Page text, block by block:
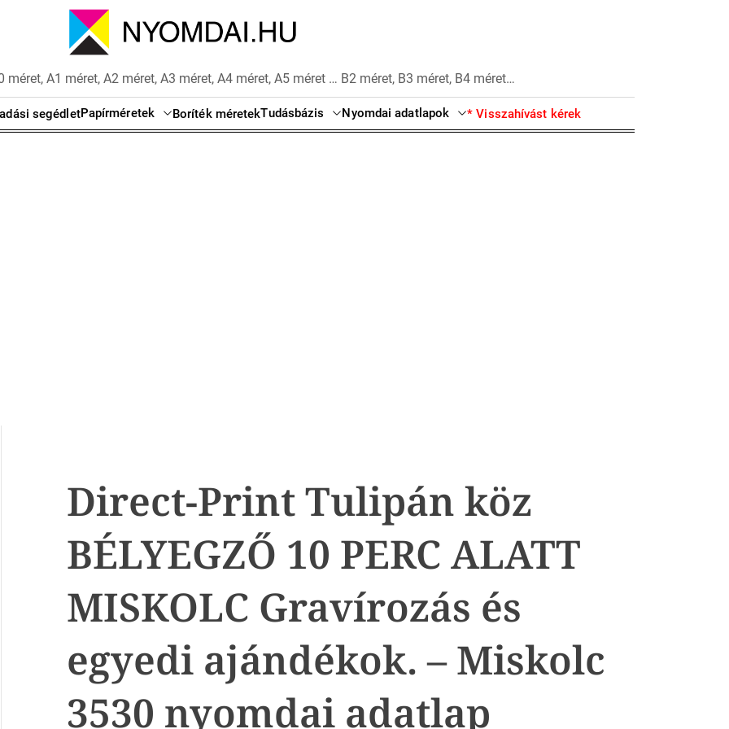
A1 méret, A2 méret, A3 méret, A4 méret, A5 méret … B2 méret, B3 méret, B4 méret…
segédletPapírméretek Boríték méretekTudásbázis Nyomdai adatlapok * Visszahívást kérek
Direct-Print Tulipán köz
BÉLYEGZŐ 10 PERC ALATT
MISKOLC Gravírozás és
egyedi ajándékok. – Miskolc
3530 nyomdai adatlap